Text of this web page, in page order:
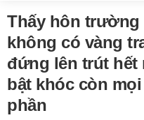
Thấy hôn trường
không có vàng
đứng lên trút hết
bật khóc còn
phần